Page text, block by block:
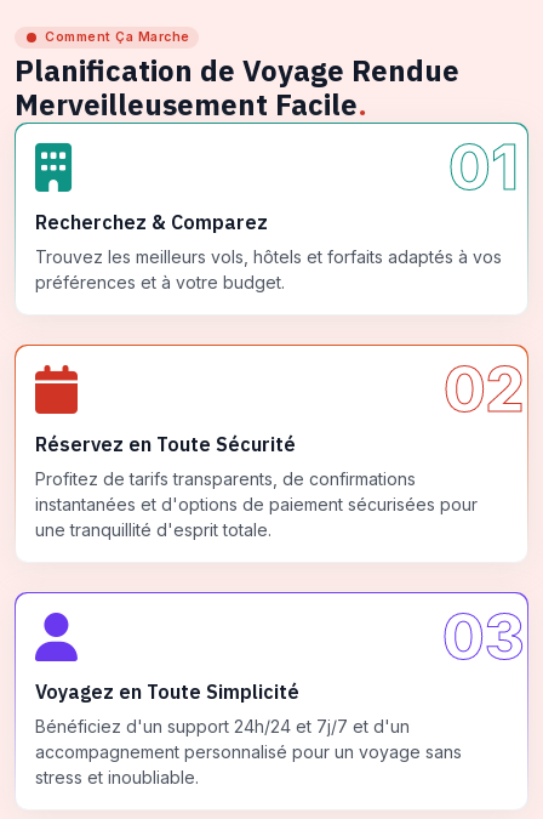
Comment Ça Marche
Planification de Voyage Rendue
Merveilleusement Facile.
01
Recherchez & Comparez
Trouvez les meilleurs vols, hôtels et forfaits adaptés à vos
préférences et à votre budget.
02
Réservez en Toute Sécurité
Profitez de tarifs transparents, de confirmations
instantanées et d'options de paiement sécurisées pour
une tranquillité d'esprit totale.
03
Voyagez en Toute Simplicité
Bénéficiez d'un support 24h/24 et 7j/7 et d'un
accompagnement personnalisé pour un voyage sans
stress et inoubliable.